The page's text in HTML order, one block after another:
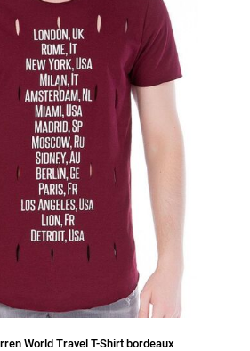
World Travel T-Shirt bordeaux